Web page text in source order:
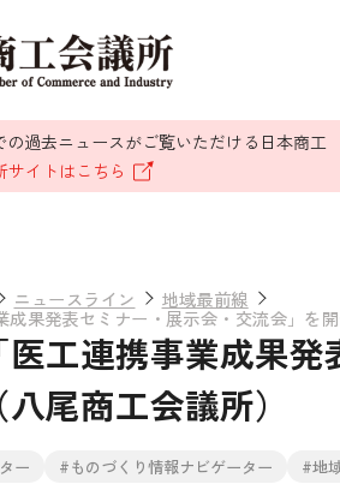
の過去ニュースがご覧いただける日本商工
サイトはこちら
ニュースライン 地域最前線
成果発表セミナー・展示会・交流会」を
医工連携事業成果
尾商工会議所）
ー #ものづくり情報ナビゲーター #地